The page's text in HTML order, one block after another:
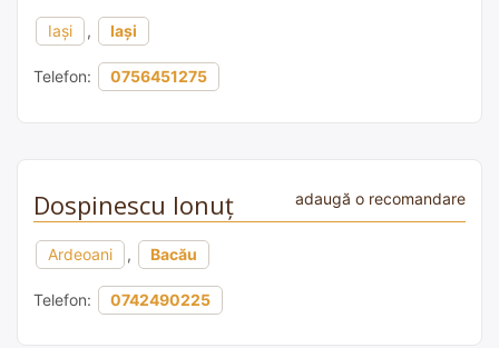
Iași , Iași
Telefon: 0756451275
Dospinescu Ionuț adaugă o recomandare
Ardeoani , Bacău
Telefon: 0742490225